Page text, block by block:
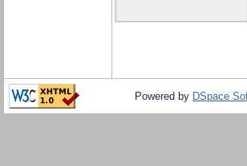
Powered by DSpace